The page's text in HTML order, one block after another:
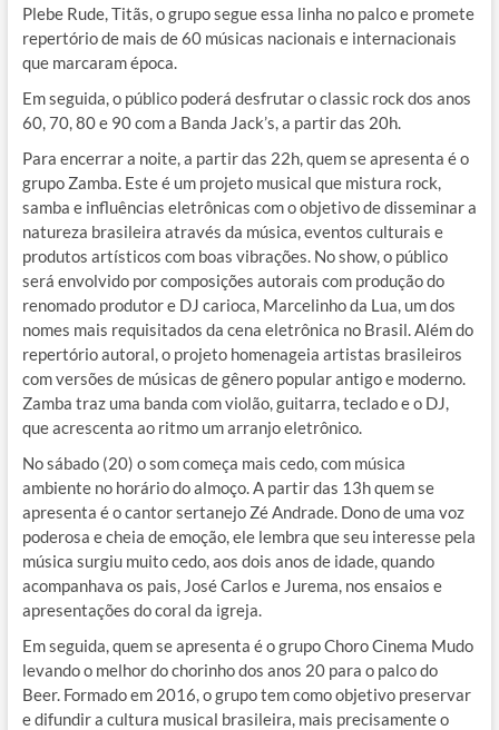
Plebe Rude, Titãs, o grupo segue essa linha no palco e promete
repertório de mais de 60 músicas nacionais e internacionais
que marcaram época.
Em seguida, o público poderá desfrutar o classic rock dos anos
60, 70, 80 e 90 com a Banda Jack’s, a partir das 20h.
Para encerrar a noite, a partir das 22h, quem se apresenta é o
grupo Zamba. Este é um projeto musical que mistura rock,
samba e influências eletrônicas com o objetivo de disseminar a
natureza brasileira através da música, eventos culturais e
produtos artísticos com boas vibrações. No show, o público
será envolvido por composições autorais com produção do
renomado produtor e DJ carioca, Marcelinho da Lua, um dos
nomes mais requisitados da cena eletrônica no Brasil. Além do
repertório autoral, o projeto homenageia artistas brasileiros
com versões de músicas de gênero popular antigo e moderno.
Zamba traz uma banda com violão, guitarra, teclado e o DJ,
que acrescenta ao ritmo um arranjo eletrônico.
No sábado (20) o som começa mais cedo, com música
ambiente no horário do almoço. A partir das 13h quem se
apresenta é o cantor sertanejo Zé Andrade. Dono de uma voz
poderosa e cheia de emoção, ele lembra que seu interesse pela
música surgiu muito cedo, aos dois anos de idade, quando
acompanhava os pais, José Carlos e Jurema, nos ensaios e
apresentações do coral da igreja.
Em seguida, quem se apresenta é o grupo Choro Cinema Mudo
levando o melhor do chorinho dos anos 20 para o palco do
Beer. Formado em 2016, o grupo tem como objetivo preservar
e difundir a cultura musical brasileira, mais precisamente o